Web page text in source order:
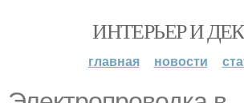
ИНТЕРЬЕР И
главная новости